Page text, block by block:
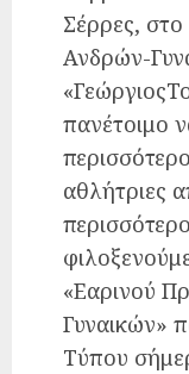
Σέρρες,
Ανδρών-
πανέτοιμο
αθλήτριες
«Εαρινού
Γυναικών»
Τύπου